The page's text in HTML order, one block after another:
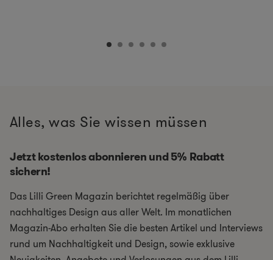
Alles, was Sie wissen müssen
Jetzt kostenlos abonnieren und 5% Rabatt
sichern!
Das Lilli Green Magazin berichtet regelmäßig über
nachhaltiges Design aus aller Welt. Im monatlichen
Magazin-Abo erhalten Sie die besten Artikel und Interviews
rund um Nachhaltigkeit und Design, sowie exklusive